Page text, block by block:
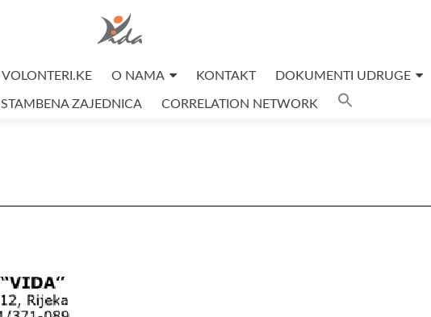
VOLONTERI.KE O NAMA KONTAKT DOKUMENTI UDRUGE
STAMBENA ZAJEDNICA CORRELATION NETWORK